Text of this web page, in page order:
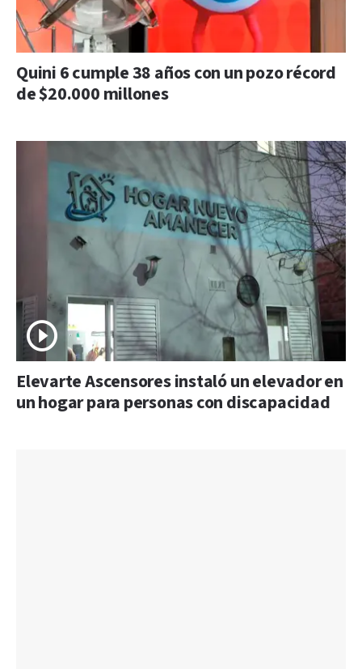
Quini 6 cumple 38 años con un pozo récord
de $20.000 millones
Elevarte Ascensores instaló un elevador en
un hogar para personas con discapacidad